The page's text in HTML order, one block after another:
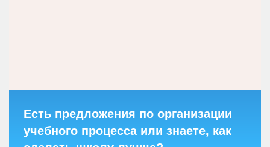
Есть предложения по организации
учебного процесса или знаете, как